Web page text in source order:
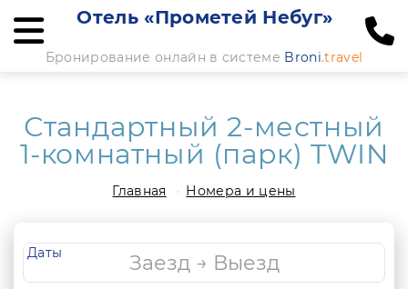
Отель «Прометей Небуг»
Бронирование онлайн в системе Broni.travel
Стандартный 2-местный
1-комнатный (парк) TWIN
Главная Номера и цены
Даты